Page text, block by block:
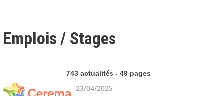
Emplois / Stages
743 actualités - 49 pages
23/04/2025